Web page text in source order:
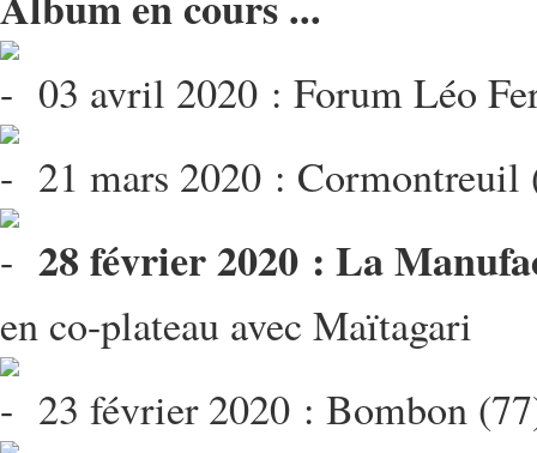
03 avril 2020 : Forum Léo
21 mars 2020 :
28 février 2020 : La
en co-plateau avec Maïtagari
23 février 2020 : Bombon